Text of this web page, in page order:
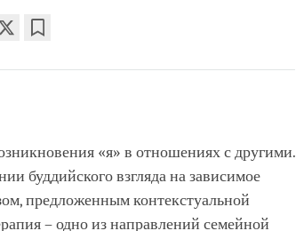
«я» в отношениях с другими.
буддийского взгляда на зависимое
предложенным контекстуальной
– одно из направлений семейной